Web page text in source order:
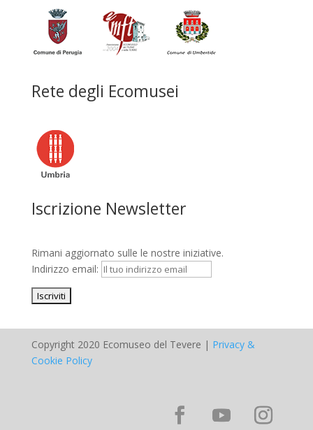
Rete degli Ecomusei
Iscrizione Newsletter
Rimani aggiornato sulle le nostre iniziative.
Indirizzo email:
Copyright 2020 Ecomuseo del Tevere | Privacy &
Cookie Policy